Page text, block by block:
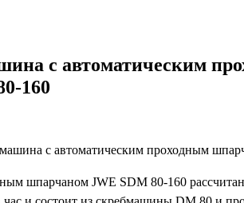
с автоматическим
160
шпарчаном JWE SDM 80-160